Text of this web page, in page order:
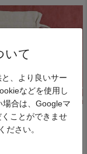
備中吹屋」ブラ
品［令和７年度］…
いて
、より良いサー
などを使用し
合は、Googleマ
ことができませ
ださい。